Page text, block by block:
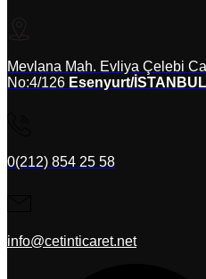
Mevlana Mah. Evliya Çelebi
No:4/126 Esenyurt/İSTANBUL
0(212) 854 25 58
info@cetinticaret.net